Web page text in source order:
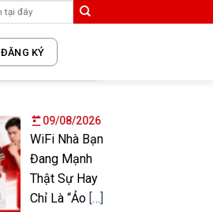
ĐĂNG KÝ
09/08/2026
WiFi Nhà Bạn
Đang Mạnh
Thật Sự Hay
Chỉ Là “Ảo […]